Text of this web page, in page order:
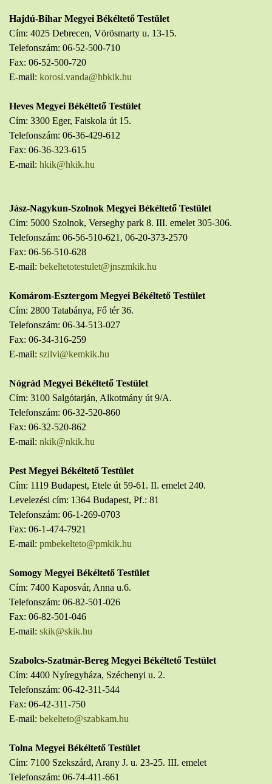
Hajdú-Bihar Megyei Békéltető Testület
Cím: 4025 Debrecen, Vörösmarty u. 13-15.
Telefonszám: 06-52-500-710
Fax: 06-52-500-720
E-mail: korosi.vanda@hbkik.hu
Heves Megyei Békéltető Testület
Cím: 3300 Eger, Faiskola út 15.
Telefonszám: 06-36-429-612
Fax: 06-36-323-615
E-mail: hkik@hkik.hu
Jász-Nagykun-Szolnok Megyei Békéltető Testület
Cím: 5000 Szolnok, Verseghy park 8. III. emelet 305-306.
Telefonszám: 06-56-510-621, 06-20-373-2570
Fax: 06-56-510-628
E-mail: bekeltetotestulet@jnszmkik.hu
Komárom-Esztergom Megyei Békéltető Testület
Cím: 2800 Tatabánya, Fő tér 36.
Telefonszám: 06-34-513-027
Fax: 06-34-316-259
E-mail: szilvi@kemkik.hu
Nógrád Megyei Békéltető Testület
Cím: 3100 Salgótarján, Alkotmány út 9/A.
Telefonszám: 06-32-520-860
Fax: 06-32-520-862
E-mail: nkik@nkik.hu
Pest Megyei Békéltető Testület
Cím: 1119 Budapest, Etele út 59-61. II. emelet 240.
Levelezési cím: 1364 Budapest, Pf.: 81
Telefonszám: 06-1-269-0703
Fax: 06-1-474-7921
E-mail: pmbekelteto@pmkik.hu
Somogy Megyei Békéltető Testület
Cím: 7400 Kaposvár, Anna u.6.
Telefonszám: 06-82-501-026
Fax: 06-82-501-046
E-mail: skik@skik.hu
Szabolcs-Szatmár-Bereg Megyei Békéltető Testület
Cím: 4400 Nyíregyháza, Széchenyi u. 2.
Telefonszám: 06-42-311-544
Fax: 06-42-311-750
E-mail: bekelteto@szabkam.hu
Tolna Megyei Békéltető Testület
Cím: 7100 Szekszárd, Arany J. u. 23-25. III. emelet
Telefonszám: 06-74-411-661